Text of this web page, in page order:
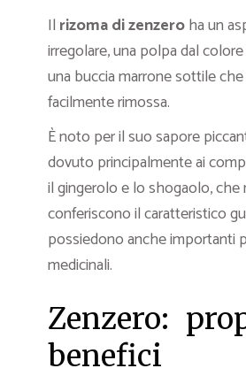
Il rizoma di zenzeroha un
irregolare, una polpa dal
una buccia marrone sottile
facilmente rimossa.
È noto per il suo sapore
dovuto principalmente ai
il gingerolo e lo shogaolo, che
conferiscono il caratteristico
possiedono anche importanti
medicinali.
Zenzero:
benefici